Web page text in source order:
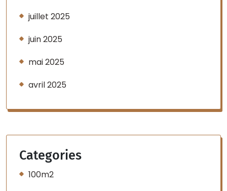
juillet 2025
juin 2025
mai 2025
avril 2025
Categories
100m2